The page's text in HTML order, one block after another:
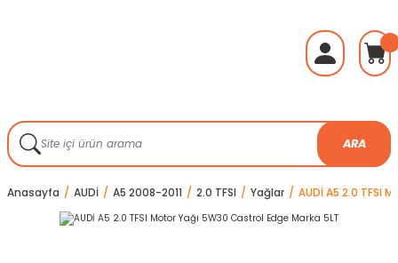
ARA
Anasayfa AUDİ A5 2008-2011 2.0 TFSI Yağlar AUDİ A5 2.0 TFSI